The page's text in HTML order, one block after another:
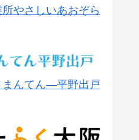
やさしいあおぞら
まんてん―平野出戸